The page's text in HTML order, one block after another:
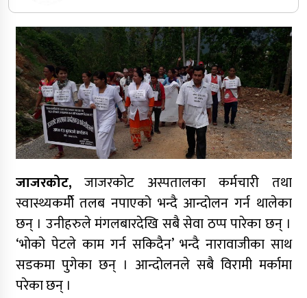
जाजरकोट, जाजरकोट अस्पतालका कर्मचारी तथा
स्वास्थ्यकर्मीे तलब नपाएको भन्दै आन्दोलन गर्न थालेका
छन् । उनीहरुले मंगलबारदेखि सबै सेवा ठप्प पारेका छन् ।
‘भोको पेटले काम गर्न सकिदैन’ भन्दै नारावाजीका साथ
सडकमा पुगेका छन् । आन्दोलनले सबै विरामी मर्कामा
परेका छन् ।